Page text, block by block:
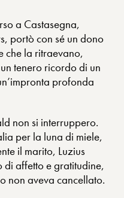
a Castasegna,
portò con sé un dono
che la ritraevano,
tenero ricordo di un
profonda
non si interruppero.
per la luna di miele,
il marito, Luzius
affetto e gratitudine,
non aveva cancellato.